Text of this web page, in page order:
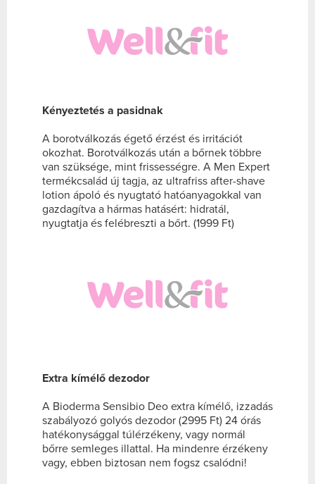
Kényeztetés a pasidnak
A borotválkozás égető érzést és irritációt
okozhat. Borotválkozás után a bőrnek többre
van szüksége, mint frissességre. A Men Expert
termékcsalád új tagja, az ultrafriss after-shave
lotion ápoló és nyugtató hatóanyagokkal van
gazdagítva a hármas hatásért: hidratál,
nyugtatja és felébreszti a bőrt. (1999 Ft)
Extra kímélő dezodor
A Bioderma Sensibio Deo extra kímélő, izzadás
szabályozó golyós dezodor (2995 Ft) 24 órás
hatékonysággal túlérzékeny, vagy normál
bőrre semleges illattal. Ha mindenre érzékeny
vagy, ebben biztosan nem fogsz csalódni!